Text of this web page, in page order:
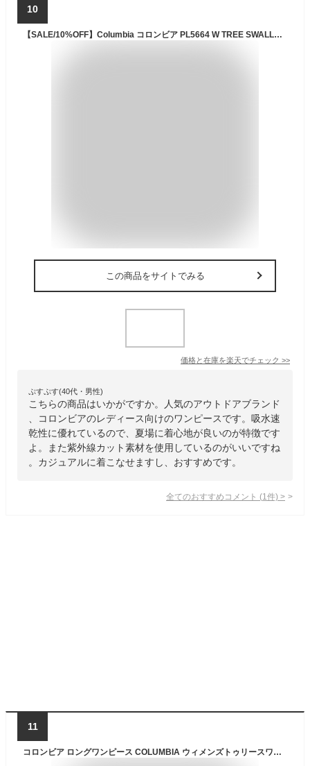
10
【SALE/10%OFF】Columbia コロンビア PL5664 W TREE SWALLOW OFZ DRESS ウィメンズ トゥリー スワロー オムニフリーズ ゼロ ドレス ワンピース ワンピ UVカット 軽量 吸湿 速乾 ストリート アウトドア キャンプ レディース 3カラー 国内正規
この商品をサイトでみる
価格と在庫を楽天でチェック >>
ぷすぷす(40代・男性)
こちらの商品はいかがですか。人気のアウトドアブランド
、コロンビアのレディース向けのワンピースです。吸水速
乾性に優れているので、夏場に着心地が良いのが特徴です
よ。また紫外線カット素材を使用しているのがいいですね
。カジュアルに着こなせますし、おすすめです。
全てのおすすめコメント (1 件) >
11
コロンビア ロングワンピース COLUMBIA ウィメンズトゥリースワローオムニフリーズゼロドレス レディース ブラック 黒 ベージュ ブルー 青 Tree Swallow OFZ Dress PL5664 夏服 涼しい 冷感 吸汗速乾 UVカット 紫外線対策 国内正規品|slz|